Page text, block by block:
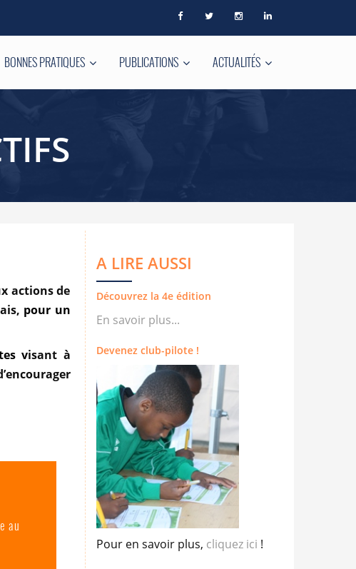
BONNES PRATIQUES PUBLICATIONS ACTUALITÉS
actions de
pour un
visant à
au
A LIRE AUSSI
Découvrez la 4e édition
En savoir plus...
Devenez club-pilote !
Pour en savoir plus, cliquez ici !